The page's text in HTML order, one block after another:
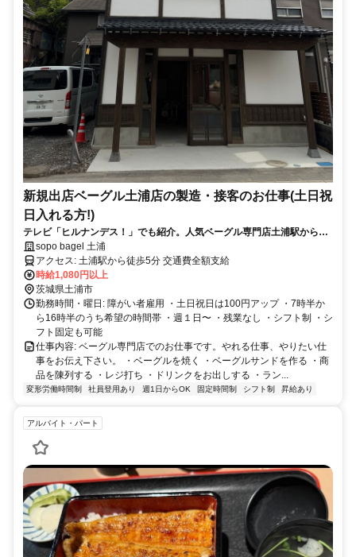
新規出店ベーグル土浦店の製造・接客のお仕事(土日祝
日入れる方!)
テレビ「ヒルナンデス！」でも紹介。人気ベーグル専門店土浦駅から徒
歩10分
sopo bagel 土浦
アクセス: 土浦駅から徒歩5分 交通費全額支給
時給1,080円以上
茨城県土浦市
勤務時間・曜日: 障がい者雇用 ・土日祝日は100円アップ ・7時半か
ら16時半のうち希望の時間帯 ・週１日〜 ・残業なし ・シフト制 ・シ
フト固定も可能
仕事内容: ベーグル専門店でのお仕事です。やれる仕事、やりたい仕
事をお伝え下さい。 ・ベーグルを焼く ・ベーグルサンドを作る ・商
品を陳列する ・レジ打ち ・ドリンクをお出しする ・ラン...
変形労働時間制 社員登用あり 週1日からOK 固定時間制 シフト制 昇給あり
アルバイト・パート